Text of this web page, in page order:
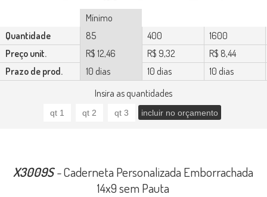
Insira as quantidades
Mínimo
Quantidade
85 400
1600
Preço unit.
R$ 12,46 R$ 9,32
R$ 8,44
Prazo de prod.
10 dias 10 dias 10 dias
X3009S-Caderneta Personalizada Emborrachada
14x9 sem Pauta